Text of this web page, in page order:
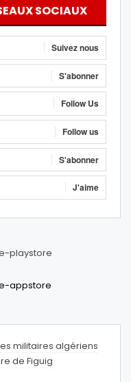
SOCIAUX
Suivez nous
S'abonner
Follow Us
Follow us
S'abonner
J'aime
militaires algériens
de Figuig